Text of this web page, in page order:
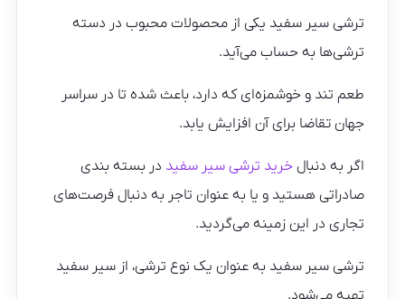
ترشی سیر سفید یکی از محصولات محبوب در دسته
ترشی‌ها به حساب می‌آید.
طعم تند و خوشمزه‌ای که دارد، باعث شده تا در سراسر
جهان تقاضا برای آن افزایش یابد.
اگر به دنبالخرید ترشی سیر سفید در بسته بندی
صادراتی هستید و یا به عنوان تاجر به دنبال فرصت‌های
تجاری در این زمینه می‌گردید.
ترشی سیر سفید به عنوان یک نوع ترشی، از سیر سفید
تهیه می‌شود.